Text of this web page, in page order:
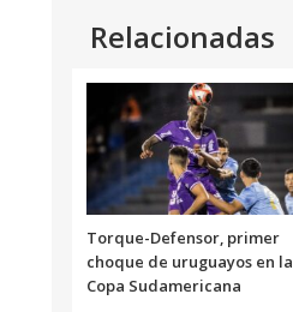
Relacionadas
Torque-Defensor, primer
choque de uruguayos en la
Copa Sudamericana